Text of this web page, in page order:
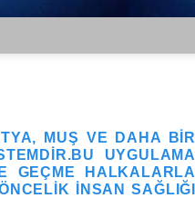
MUŞ VE DAHA BIR
UYGULAMA
GEÇME HALKALARLA
INSAN SAĞLIĞI